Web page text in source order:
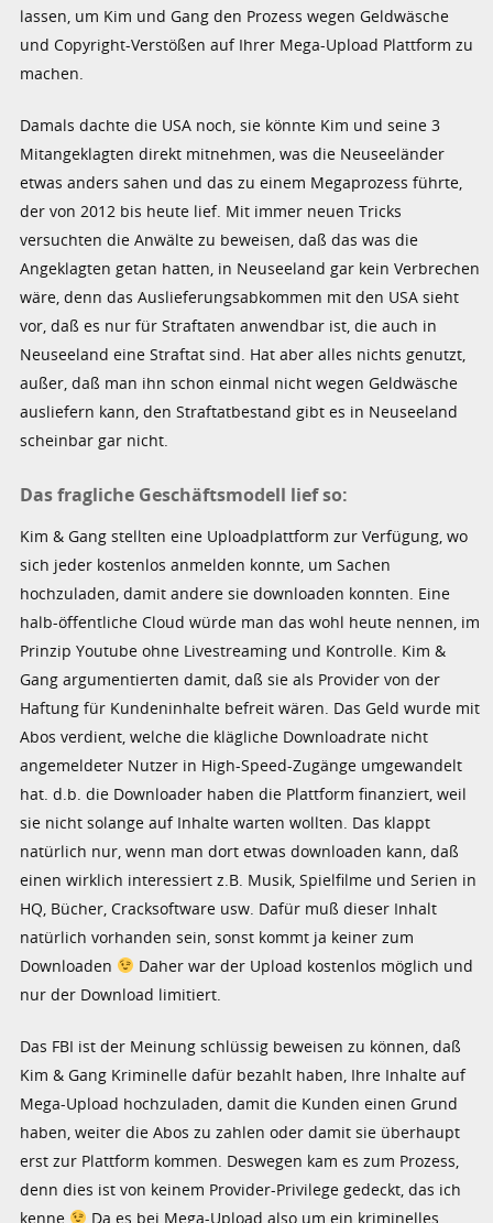
lassen, um Kim und Gang den Prozess wegen Geldwäsche
und Copyright-Verstößen auf Ihrer Mega-Upload Plattform zu
machen.
Damals dachte die USA noch, sie könnte Kim und seine 3
Mitangeklagten direkt mitnehmen, was die Neuseeländer
etwas anders sahen und das zu einem Megaprozess führte,
der von 2012 bis heute lief. Mit immer neuen Tricks
versuchten die Anwälte zu beweisen, daß das was die
Angeklagten getan hatten, in Neuseeland gar kein Verbrechen
wäre, denn das Auslieferungsabkommen mit den USA sieht
vor, daß es nur für Straftaten anwendbar ist, die auch in
Neuseeland eine Straftat sind. Hat aber alles nichts genutzt,
außer, daß man ihn schon einmal nicht wegen Geldwäsche
ausliefern kann, den Straftatbestand gibt es in Neuseeland
scheinbar gar nicht.
Das fragliche Geschäftsmodell lief so:
Kim & Gang stellten eine Uploadplattform zur Verfügung, wo
sich jeder kostenlos anmelden konnte, um Sachen
hochzuladen, damit andere sie downloaden konnten. Eine
halb-öffentliche Cloud würde man das wohl heute nennen, im
Prinzip Youtube ohne Livestreaming und Kontrolle. Kim &
Gang argumentierten damit, daß sie als Provider von der
Haftung für Kundeninhalte befreit wären. Das Geld wurde mit
Abos verdient, welche die klägliche Downloadrate nicht
angemeldeter Nutzer in High-Speed-Zugänge umgewandelt
hat. d.b. die Downloader haben die Plattform finanziert, weil
sie nicht solange auf Inhalte warten wollten. Das klappt
natürlich nur, wenn man dort etwas downloaden kann, daß
einen wirklich interessiert z.B. Musik, Spielfilme und Serien in
HQ, Bücher, Cracksoftware usw. Dafür muß dieser Inhalt
natürlich vorhanden sein, sonst kommt ja keiner zum
Downloaden
Daher war der Upload kostenlos möglich und
nur der Download limitiert.
Das FBI ist der Meinung schlüssig beweisen zu können, daß
Kim & Gang Kriminelle dafür bezahlt haben, Ihre Inhalte auf
Mega-Upload hochzuladen, damit die Kunden einen Grund
haben, weiter die Abos zu zahlen oder damit sie überhaupt
erst zur Plattform kommen. Deswegen kam es zum Prozess,
denn dies ist von keinem Provider-Privilege gedeckt, das ich
kenne
Da es bei Mega-Upload also um ein kriminelles